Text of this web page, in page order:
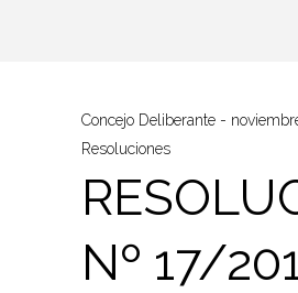
Concejo Deliberante
Resoluciones
Nº 17/